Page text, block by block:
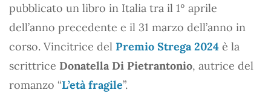
pubblicato un libro in Italia tra il 1º aprile
dell’anno precedente e il 31 marzo dell’anno in
corso. Vincitrice del Premio Strega 2024 è la
scrittrice Donatella Di Pietrantonio, autrice del
romanzo “L’età fragile”.